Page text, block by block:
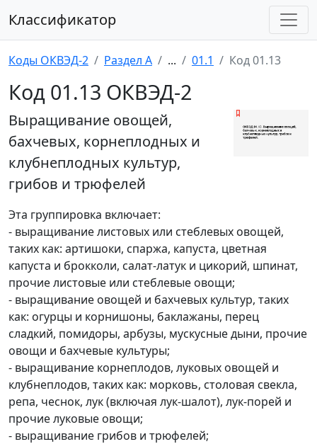
Классификатор
Коды ОКВЭД-2 Раздел A ... 01.1 Код 01.13
Код 01.13 ОКВЭД-2
Выращивание овощей,
бахчевых, корнеплодных и
клубнеплодных культур,
грибов и трюфелей
Эта группировка включает:
- выращивание листовых или стеблевых овощей,
таких как: артишоки, спаржа, капуста, цветная
капуста и брокколи, салат-латук и цикорий, шпинат,
прочие листовые или стеблевые овощи;
- выращивание овощей и бахчевых культур, таких
как: огурцы и корнишоны, баклажаны, перец
сладкий, помидоры, арбузы, мускусные дыни, прочие
овощи и бахчевые культуры;
- выращивание корнеплодов, луковых овощей и
клубнеплодов, таких как: морковь, столовая свекла,
репа, чеснок, лук (включая лук-шалот), лук-порей и
прочие луковые овощи;
- выращивание грибов и трюфелей;